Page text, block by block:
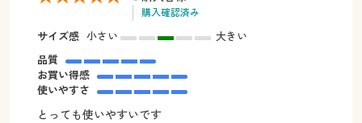
購入確認済み
サイズ感 小さい
大きい
品質
お買い得感
使いやすさ
とっても使いやすいです